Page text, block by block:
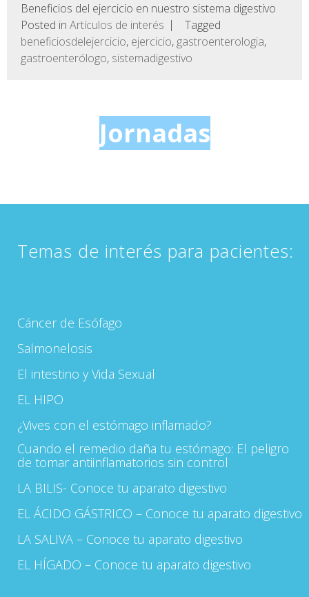
Beneficios del ejercicio en nuestro sistema digestivo
Posted in Artículos de interés
Tagged
beneficiosdelejercicio, ejercicio, gastroenterologia,
gastroenterólogo, sistemadigestivo
Jornadas
Temas de interés para pacientes:
Cáncer de Esófago
Salmonelosis
El intestino y Vida Sexual
EL HIPO
¿Vives con el estómago inflamado?
Cuando el remedio daña tu estómago: El peligro
de tomar antiinflamatorios sin control
LA BILIS- Conoce tu aparato digestivo
EL ÁCIDO GÁSTRICO – Conoce tu aparato digestivo
LA SALIVA – Conoce tu aparato digestivo
EL HÍGADO – Conoce tu aparato digestivo